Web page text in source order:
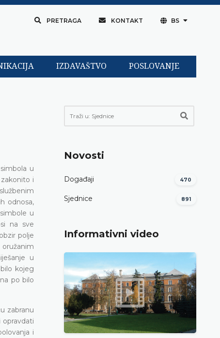
PRETRAGA KONTAKT BS
IZDAVAŠTVO POSLOVANJE
u
i
odnosa,
u
na sve
polje
u
kojeg
po bilo
zabranu
i
Novosti
Događaji 470
Sjednice 891
Informativni video